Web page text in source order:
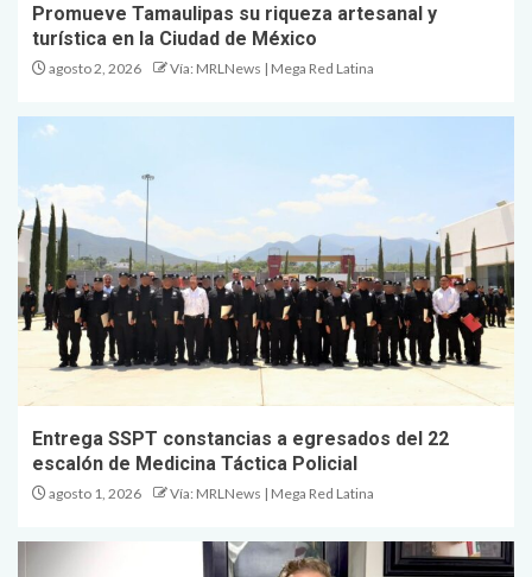
Promueve Tamaulipas su riqueza artesanal y
turística en la Ciudad de México
agosto 2, 2026 Vía: MRLNews | Mega Red Latina
Entrega SSPT constancias a egresados del 22
escalón de Medicina Táctica Policial
agosto 1, 2026 Vía: MRLNews | Mega Red Latina